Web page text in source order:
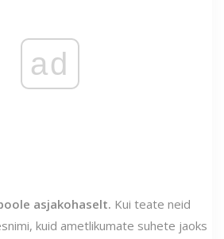
ad
asjakohaselt. Kui teate neid
kuid ametlikumate suhete jaoks